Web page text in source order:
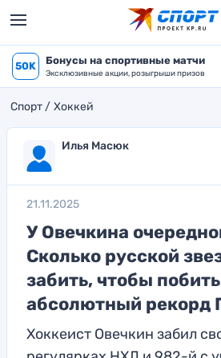
50K Бонусы на спортивные матчи
Эксклюзивные акции, розыгрыши призов
Спорт Хоккей
Илья Масюк
21.11.2025
У Овечкина
Сколько русской
забить, чтобы побить
абсолютный рекорд
Хоккеист Овечкин забил